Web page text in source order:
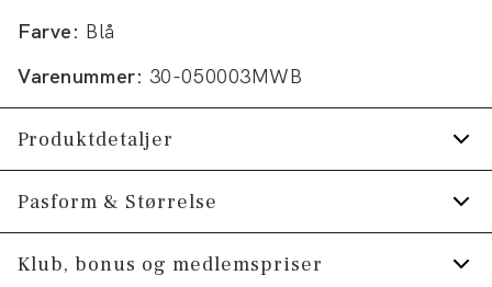
Farve: Blå
Varenummer: 30-050003MWB
Produktdetaljer
Der er to lommer, samt en møntlomme, foran
på bukserne og to baglommer bagpå.
Fremstillet med genanvendt bomuld.
Pasform & Størrelse
Fit:Loose fit
Klub, bonus og medlemspriser